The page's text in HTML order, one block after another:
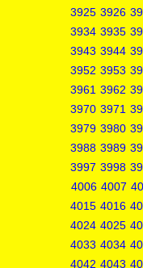
3925 3926
3934 3935
3943 3944
3952 3953
3961 3962
3970 3971
3979 3980
3988 3989
3997 3998
4006 4007
4015 4016
4024 4025
4033 4034
4042 4043